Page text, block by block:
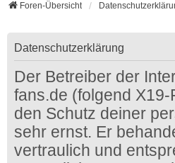
Foren-Übersicht
Datenschutzerklärung
Der Betreiber der
fans.de (folgend
den Schutz deiner
sehr ernst. Er
vertraulich und